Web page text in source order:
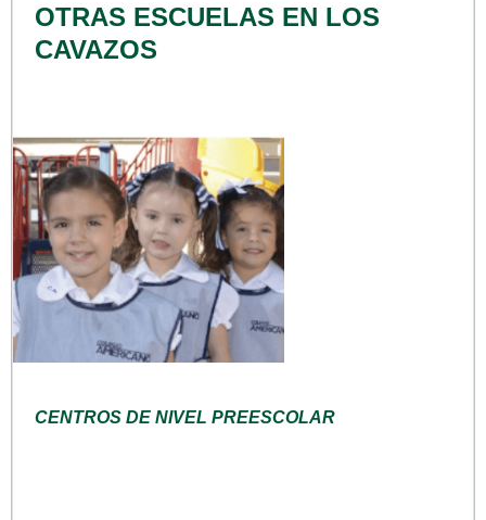
OTRAS ESCUELAS EN LOS
CAVAZOS
CENTROS DE NIVEL PREESCOLAR